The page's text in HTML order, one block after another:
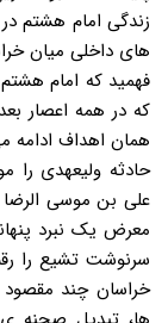
زندگی امام هشتم
های داخلی میان
فهمید که امام
که در همه اعصار
همان اهداف ادامه
حادثه ولیعهدی را
علی بن موسی الرضا
معرض یک نبرد
سرنوشت تشیع را
خراسان چند